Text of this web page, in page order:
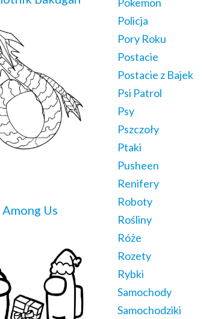
Us
Policja
Pory Roku
Postacie
Postacie z Bajek
Psi Patrol
Psy
Pszczoły
Ptaki
Pusheen
Renifery
Roboty
Rośliny
Róże
Rozety
Rybki
Samochody
Samochodziki